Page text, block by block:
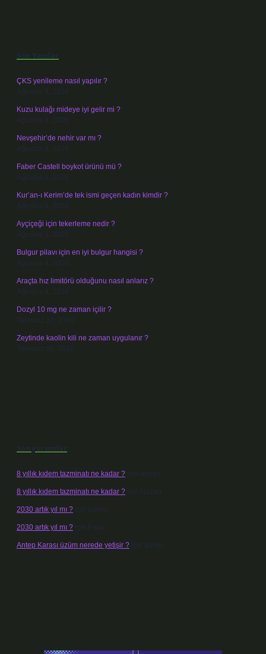
Son Yazılar
ÇKS yenileme nasıl yapılır ?
Ağustos 9, 2026
Kuzu kulağı mideye iyi gelir mi ?
Ağustos 8, 2026
Nevşehir’de nehir var mı ?
Ağustos 8, 2026
Faber Castell boykot ürünü mü ?
Ağustos 6, 2026
Kur’an-ı Kerim’de tek ismi geçen kadın kimdir ?
Ağustos 6, 2026
Ayçiçeği için tekerleme nedir ?
Ağustos 5, 2026
Bulgur pilavı için en iyi bulgur hangisi ?
Ağustos 4, 2026
Araçta hız limitörü olduğunu nasıl anlarız ?
Ağustos 4, 2026
Dozyl 10 mg ne zaman içilir ?
Temmuz 30, 2026
Zeytinde kaolin kili ne zaman uygulanır ?
Temmuz 29, 2026
Son yorumlar
8 yıllık kıdem tazminatı ne kadar ? için admin
8 yıllık kıdem tazminatı ne kadar ? için Nazan
2030 artık yıl mı ? için admin
2030 artık yıl mı ? için Pınar
Antep Karası üzüm nerede yetişir ? için admin